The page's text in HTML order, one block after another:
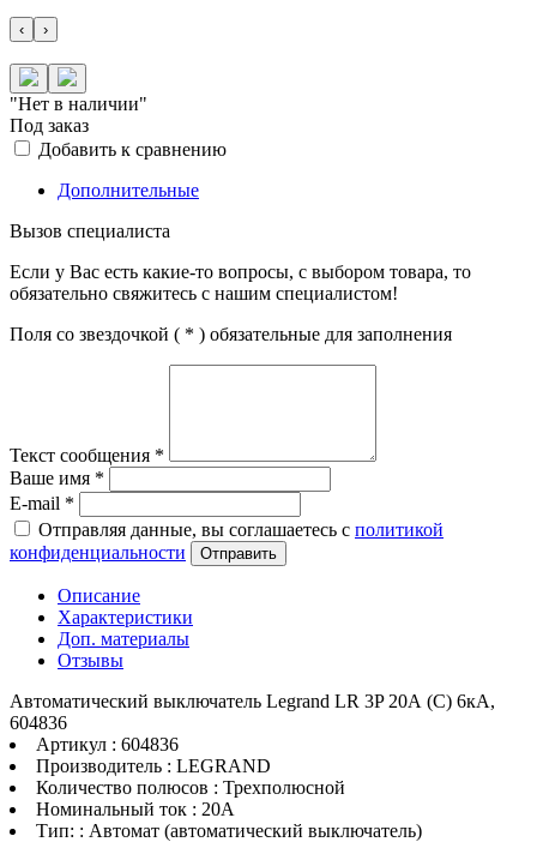
‹ ›
"Нет в наличии"
Под заказ
Добавить к сравнению
Дополнительные
Вызов специалиста
Если у Вас есть какие-то вопросы, с выбором товара, то
обязательно свяжитесь с нашим специалистом!
Поля со звездочкой ( * ) обязательные для заполнения
Текст сообщения *
Ваше имя *
E-mail *
Отправляя данные, вы соглашаетесь с политикой
конфиденциальности
Отправить
Описание
Характеристики
Доп. материалы
Отзывы
Автоматический выключатель Legrand LR 3P 20А (C) 6кА,
604836
Артикул : 604836
Производитель : LEGRAND
Количество полюсов : Трехполюсной
Номинальный ток : 20A
Тип: : Автомат (автоматический выключатель)